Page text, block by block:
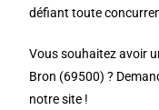
défiant toute
Vous souhaitez avoir
Bron (69500) ?
notre site !